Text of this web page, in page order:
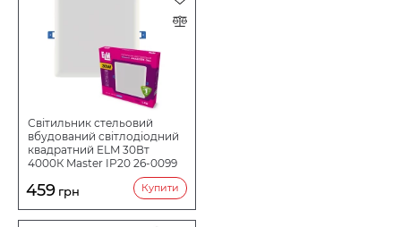
Світильник стельовий
вбудований світлодіодний
квадратний ELM 30Вт
4000К Master IP20 26-0099
459 грн Купити